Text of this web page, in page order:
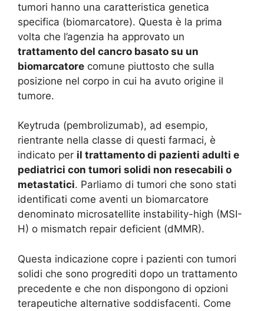
tumori hanno una caratteristica genetica
specifica (biomarcatore). Questa è la prima
volta che l’agenzia ha approvato un
trattamento del cancro basato su un
biomarcatore comune piuttosto che sulla
posizione nel corpo in cui ha avuto origine il
tumore.
Keytruda (pembrolizumab), ad esempio,
rientrante nella classe di questi farmaci, è
indicato per il trattamento di pazienti adulti e
pediatrici con tumori solidi non resecabili o
metastatici. Parliamo di tumori che sono stati
identificati come aventi un biomarcatore
denominato microsatellite instability-high (MSI-
H) o mismatch repair deficient (dMMR).
Questa indicazione copre i pazienti con tumori
solidi che sono progrediti dopo un trattamento
precedente e che non dispongono di opzioni
terapeutiche alternative soddisfacenti. Come